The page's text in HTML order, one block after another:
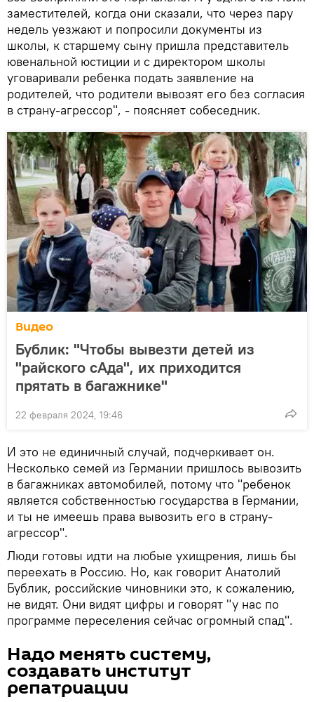
заместителей, когда они сказали, что через пару
недель уезжают и попросили документы из
школы, к старшему сыну пришла представитель
ювенальной юстиции и с директором школы
уговаривали ребенка подать заявление на
родителей, что родители вывозят его без согласия
в страну-агрессор", - поясняет собеседник.
Видео
Бублик: "Чтобы вывезти детей из
"райского сАда", их приходится
прятать в багажнике"
22 февраля 2024, 19:46
И это не единичный случай, подчеркивает он.
Несколько семей из Германии пришлось вывозить
в багажниках автомобилей, потому что "ребенок
является собственностью государства в Германии,
и ты не имеешь права вывозить его в страну-
агрессор".
Люди готовы идти на любые ухищрения, лишь бы
переехать в Россию. Но, как говорит Анатолий
Бублик, российские чиновники это, к сожалению,
не видят. Они видят цифры и говорят "у нас по
программе переселения сейчас огромный спад".
Надо менять систему,
создавать институт
репатриации